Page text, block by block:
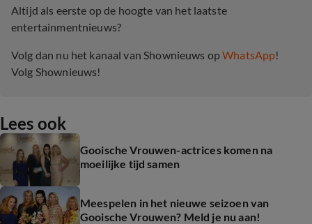
Altijd als eerste op de hoogte van het laatste
entertainmentnieuws?
Volg dan nu het kanaal van Shownieuws opWhatsApp!
Volg Shownieuws!
Lees ook
Gooische Vrouwen-actrices komen na
moeilijke tijd samen
Meespelen in het nieuwe seizoen van
Gooische Vrouwen? Meld je nu aan!